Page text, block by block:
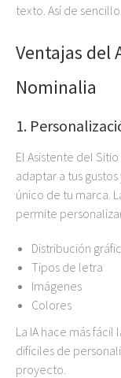
texto. Así de sencillo.
Ventajas del
Nominalia
1.
El Asistente del
adaptar a tus
único de tu marca.
permite
Distribución
Tipos de letra
Imágenes
Colores
La IA hace más
difíciles de
proyecto.